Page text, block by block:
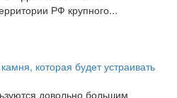
РФ крупного...
которая будет устраивать
довольно большим